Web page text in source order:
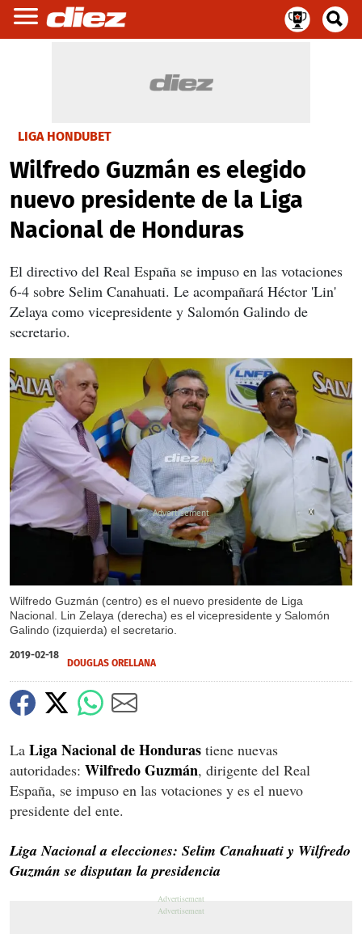
LIGA HONDUBET
Wilfredo Guzmán es elegido
nuevo presidente de la Liga
Nacional de Honduras
El directivo del Real España se impuso en las votaciones
6-4 sobre Selim Canahuati. Le acompañará Héctor 'Lin'
Zelaya como vicepresidente y Salomón Galindo de
secretario.
Wilfredo Guzmán (centro) es el nuevo presidente de Liga
Nacional. Lin Zelaya (derecha) es el vicepresidente y Salomón
Galindo (izquierda) el secretario.
X
X
2019-02-18
DOUGLAS ORELLANA
La Liga Nacional de Honduras tiene nuevas
autoridades: Wilfredo Guzmán, dirigente del Real
España, se impuso en las votaciones y es el nuevo
presidente del ente.
Liga Nacional a elecciones: Selim Canahuati y Wilfredo
Guzmán se disputan la presidencia